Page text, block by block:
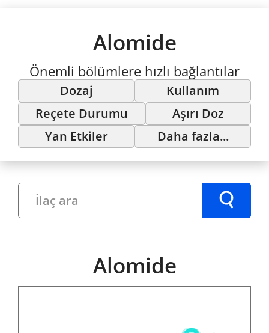
Alomide
Önemli bölümlere hızlı bağlantılar
Dozaj
Kullanım
Reçete Durumu
Aşırı Doz
Yan Etkiler
Daha fazla...
Alomide